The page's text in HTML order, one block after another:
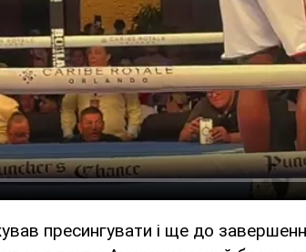
пресингувати і ще до